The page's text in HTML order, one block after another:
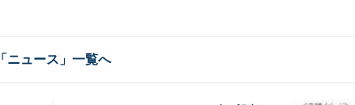
「ニュース」一覧へ